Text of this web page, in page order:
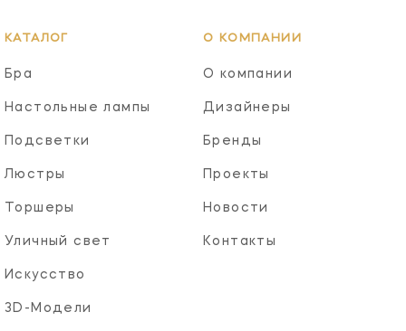
КАТАЛОГ
Бра
Настольные лампы
Подсветки
Люстры
Торшеры
Уличный свет
Искусство
3D-Модели
О КОМПАНИИ
О компании
Дизайнеры
Бренды
Проекты
Новости
Контакты